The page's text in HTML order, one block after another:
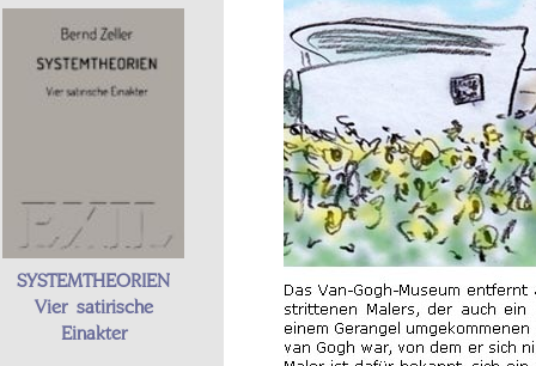
SYSTEMTHEORIEN
Vier satirische
Einakter